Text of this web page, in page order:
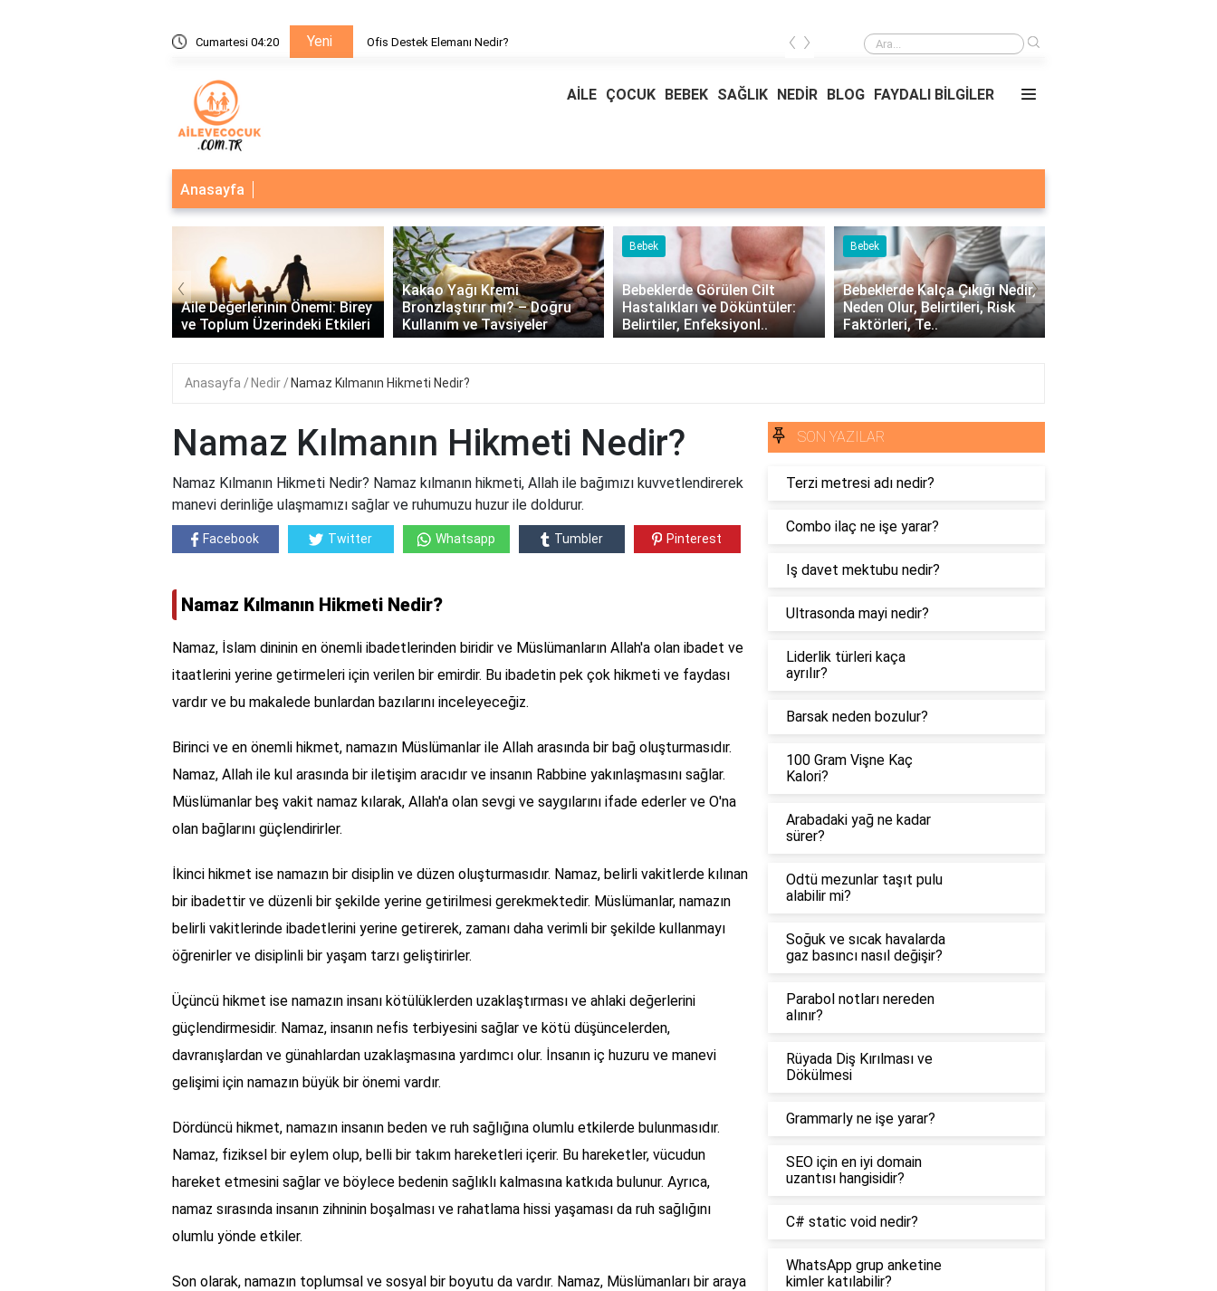
Cumartesi 04:20 Yeni Ofis Destek Elemanı Nedir? Nmt Tedavisi Nedir?
‹ ›
AİLE ÇOCUK BEBEK SAĞLIK NEDİR BLOG FAYDALI BİLGİLER
Anasayfa
Aile Değerlerinin Önemi: Birey
ve Toplum Üzerindeki Etkileri
Kakao Yağı Kremi
Bronzlaştırır mı? – Doğru
Kullanım ve Tavsiyeler
Bebek
Bebeklerde Görülen Cilt
Hastalıkları ve Döküntüler:
Belirtiler, Enfeksiyonl..
Bebek
Bebeklerde Kalça Çıkığı Nedir,
Neden Olur, Belirtileri, Risk
Faktörleri, Te..
‹ ›
Anasayfa Nedir Namaz Kılmanın Hikmeti Nedir?
Namaz Kılmanın Hikmeti Nedir?
Namaz Kılmanın Hikmeti Nedir? Namaz kılmanın hikmeti, Allah ile bağımızı kuvvetlendirerek
manevi derinliğe ulaşmamızı sağlar ve ruhumuzu huzur ile doldurur.
Facebook Twitter Whatsapp Tumbler Pinterest
Namaz Kılmanın Hikmeti Nedir?
Namaz, İslam dininin en önemli ibadetlerinden biridir ve Müslümanların Allah'a olan ibadet ve
itaatlerini yerine getirmeleri için verilen bir emirdir. Bu ibadetin pek çok hikmeti ve faydası
vardır ve bu makalede bunlardan bazılarını inceleyeceğiz.
Birinci ve en önemli hikmet, namazın Müslümanlar ile Allah arasında bir bağ oluşturmasıdır.
Namaz, Allah ile kul arasında bir iletişim aracıdır ve insanın Rabbine yakınlaşmasını sağlar.
Müslümanlar beş vakit namaz kılarak, Allah'a olan sevgi ve saygılarını ifade ederler ve O'na
olan bağlarını güçlendirirler.
İkinci hikmet ise namazın bir disiplin ve düzen oluşturmasıdır. Namaz, belirli vakitlerde kılınan
bir ibadettir ve düzenli bir şekilde yerine getirilmesi gerekmektedir. Müslümanlar, namazın
belirli vakitlerinde ibadetlerini yerine getirerek, zamanı daha verimli bir şekilde kullanmayı
öğrenirler ve disiplinli bir yaşam tarzı geliştirirler.
Üçüncü hikmet ise namazın insanı kötülüklerden uzaklaştırması ve ahlaki değerlerini
güçlendirmesidir. Namaz, insanın nefis terbiyesini sağlar ve kötü düşüncelerden,
davranışlardan ve günahlardan uzaklaşmasına yardımcı olur. İnsanın iç huzuru ve manevi
gelişimi için namazın büyük bir önemi vardır.
Dördüncü hikmet, namazın insanın beden ve ruh sağlığına olumlu etkilerde bulunmasıdır.
Namaz, fiziksel bir eylem olup, belli bir takım hareketleri içerir. Bu hareketler, vücudun
hareket etmesini sağlar ve böylece bedenin sağlıklı kalmasına katkıda bulunur. Ayrıca,
namaz sırasında insanın zihninin boşalması ve rahatlama hissi yaşaması da ruh sağlığını
olumlu yönde etkiler.
Son olarak, namazın toplumsal ve sosyal bir boyutu da vardır. Namaz, Müslümanları bir araya
SON YAZILAR
Terzi metresi adı nedir?
Combo ilaç ne işe yarar?
Iş davet mektubu nedir?
Ultrasonda mayi nedir?
Liderlik türleri kaça
ayrılır?
Barsak neden bozulur?
100 Gram Vişne Kaç
Kalori?
Arabadaki yağ ne kadar
sürer?
Odtü mezunlar taşıt pulu
alabilir mi?
Soğuk ve sıcak havalarda
gaz basıncı nasıl değişir?
Parabol notları nereden
alınır?
Rüyada Diş Kırılması ve
Dökülmesi
Grammarly ne işe yarar?
SEO için en iyi domain
uzantısı hangisidir?
C# static void nedir?
WhatsApp grup anketine
kimler katılabilir?